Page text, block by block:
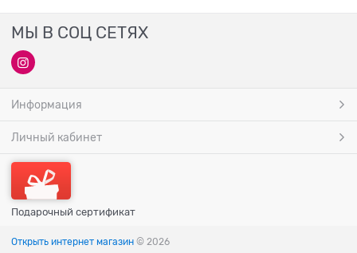
МЫ В СОЦ СЕТЯХ
Информация
Личный кабинет
Подарочный сертификат
Открыть интернет магазин © 2026